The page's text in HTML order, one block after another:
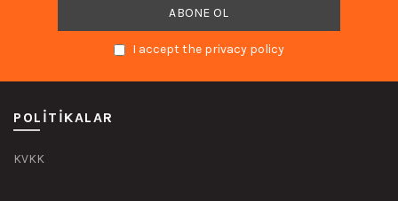
I accept the privacy policy
POLITIKALAR
KVKK